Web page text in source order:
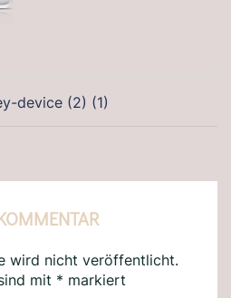
device (2) (1)
wird nicht veröffentlicht.
mit * markiert